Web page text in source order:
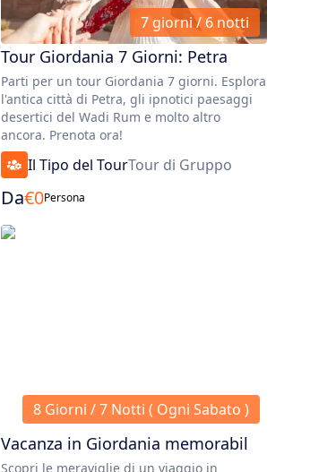
7 giorni / 6 notti
Tour Giordania 7 Giorni: Petra
Parti per un tour Giordania 7 giorni. Esplora
l'antica città di Petra, gli ipnotici paesaggi
desertici del Wadi Rum e molto altro
ancora. Prenota ora!
Il Tipo del TourTour di Gruppo
Da€0Persona
8 Giorni / 7 Notti ( Ogni Sabato )
Vacanza in Giordania memorabil
Scopri le meraviglie di un viaggio in